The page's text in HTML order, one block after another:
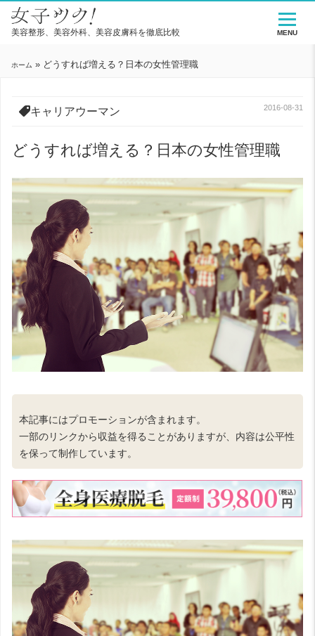
美容整形、美容外科、美容皮膚科を徹底比較
ホーム » どうすれば増える？日本の女性管理職
キャリアウーマン 2016-08-31
どうすれば増える？日本の女性管理職
本記事にはプロモーションが含まれます。
一部のリンクから収益を得ることがありますが、内容は公平性
を保って制作しています。
MENU